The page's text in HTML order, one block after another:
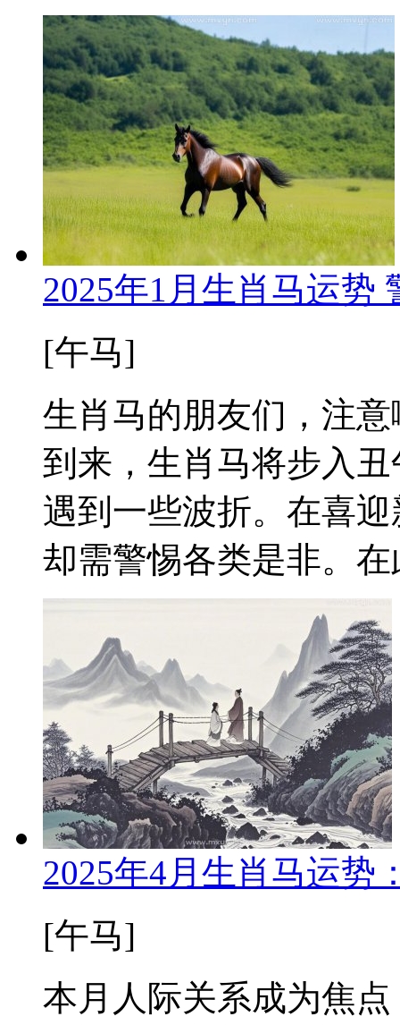
2025年1月生肖马运势
[午马]
生肖马的朋友们，注
到来，生肖马将步入
遇到一些波折。在喜
却需警惕各类是非。
2025年4月生肖马运势
[午马]
本月人际关系成为焦